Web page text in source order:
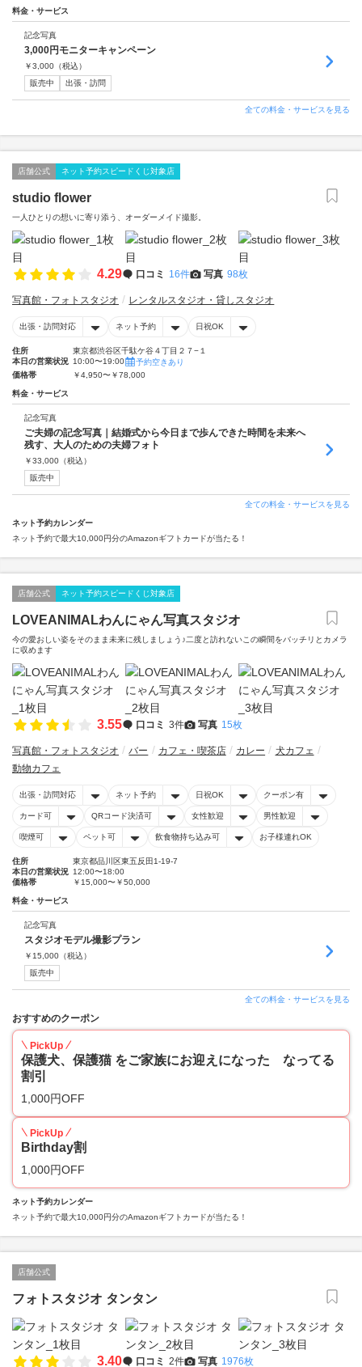
料金・サービス
記念写真
3,000円モニターキャンペーン
￥3,000 （税込）
販売中
出張・訪問
全ての料金・サービスを見る
店舗公式 ネット予約スピードくじ対象店
studio flower
一人ひとりの想いに寄り添う、オーダーメイド撮影。
4.29 口コミ 16件 写真 98枚
写真館・フォトスタジオ レンタルスタジオ・貸しスタジオ
出張・訪問対応 ネット予約 日祝OK
住所
東京都渋谷区千駄ケ谷４丁目２７−１
本日の営業状況 10:00〜19:00
予約空きあり
価格帯
￥4,950〜￥78,000
料金・サービス
記念写真
ご夫婦の記念写真｜結婚式から今日まで歩んできた時間を未来へ
残す、大人のための夫婦フォト
￥33,000 （税込）
販売中
全ての料金・サービスを見る
ネット予約カレンダー
ネット予約で最大10,000円分のAmazonギフトカードが当たる！
店舗公式 ネット予約スピードくじ対象店
LOVEANIMALわんにゃん写真スタジオ
今の愛おしい姿をそのまま未来に残しましょう♪二度と訪れないこの瞬間をバッチリとカメラ
に収めます
3.55 口コミ 3件 写真 15枚
写真館・フォトスタジオ バー カフェ・喫茶店 カレー
犬カフェ
動物カフェ
出張・訪問対応 ネット予約 日祝OK クーポン有
カード可 QRコード決済可 女性歓迎 男性歓迎
喫煙可 ペット可 飲食物持ち込み可 お子様連れOK
住所
東京都品川区東五反田1-19-7
本日の営業状況 12:00〜18:00
価格帯
￥15,000〜￥50,000
料金・サービス
記念写真
スタジオモデル撮影プラン
￥ 15,000 （税込）
販売中
全ての料金・サービスを見る
おすすめのクーポン
PickUp
保護犬、保護猫 をご家族にお迎えになった なってる
割引
1,000円OFF
PickUp
Birthday割
1,000円OFF
ネット予約カレンダー
ネット予約で最大10,000円分のAmazonギフトカードが当たる！
店舗公式
フォトスタジオ タンタン
3.40 口コミ 2件 写真 1976枚